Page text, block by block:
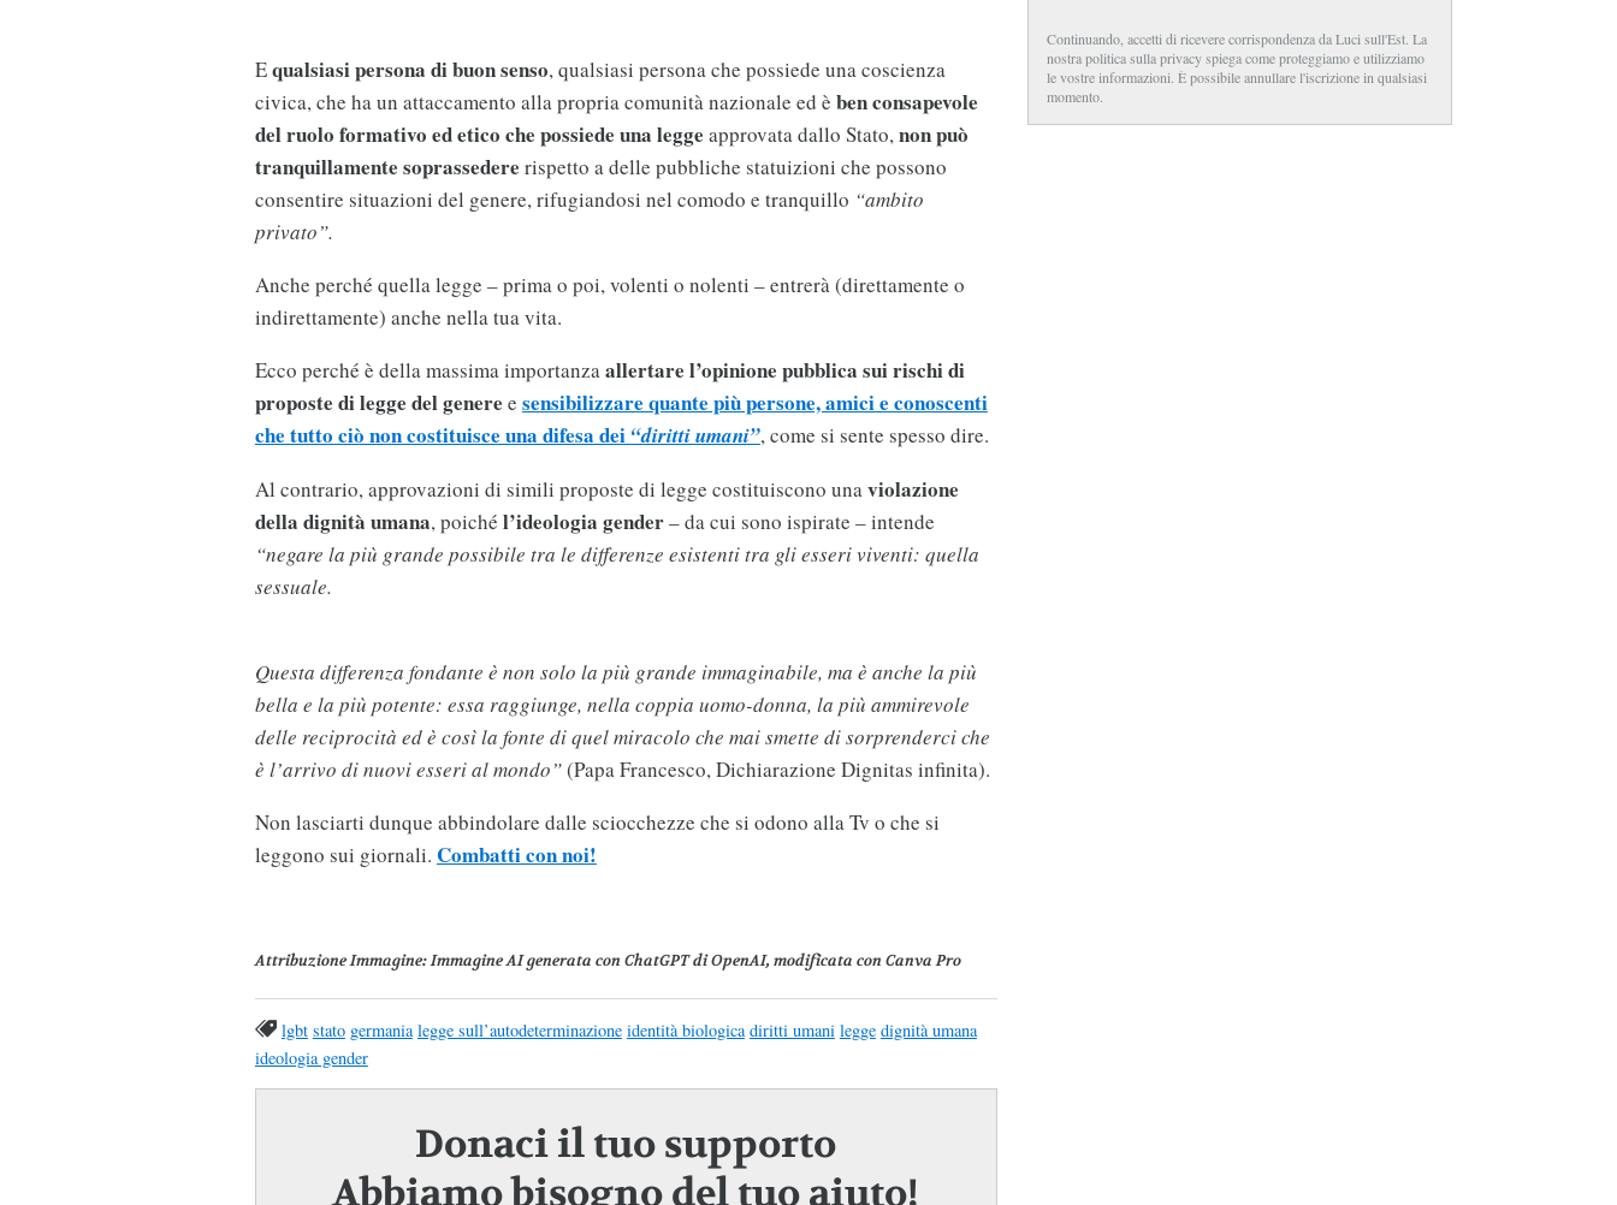
Equalsiasi persona di buon senso, qualsiasi persona che possiede una coscienza
civica, che ha un attaccamento alla propria comunità nazionale ed è ben consapevole
del ruolo formativo ed etico che possiede una legge approvata dallo Stato,non può
tranquillamente soprassedere rispetto a delle pubbliche statuizioni che possono
consentire situazioni del genere, rifugiandosi nel comodo e tranquillo “ambito
privato”.
Anche perché quella legge – prima o poi, volenti o nolenti – entrerà (direttamente o
indirettamente) anche nella tua vita.
Ecco perché è della massima importanzaallertare l’opinione pubblica sui rischi di
proposte di legge del genere e sensibilizzare quante più persone, amici e conoscenti
che tutto ciò non costituisce una difesa dei “diritti umani”, come si sente spesso dire.
Al contrario, approvazioni di simili proposte di legge costituiscono unaviolazione
della dignità umana, poiché l’ideologia gender– da cui sono ispirate – intende
“negare la più grande possibile tra le differenze esistenti tra gli esseri viventi: quella
sessuale.
Questa differenza fondante è non solo la più grande immaginabile, ma è anche la più
bella e la più potente: essa raggiunge, nella coppia uomo-donna, la più ammirevole
delle reciprocità ed è così la fonte di quel miracolo che mai smette di sorprenderci che
è l’arrivo di nuovi esseri al mondo”(Papa Francesco, Dichiarazione Dignitas infinita).
Non lasciarti dunque abbindolare dalle sciocchezze che si odono alla Tv o che si
leggono sui giornali. Combatti con noi!
Attribuzione Immagine: Immagine AI generata con ChatGPT di OpenAI, modificata con Canva Pro
lgbt stato germania legge sull’autodeterminazione identità biologica diritti umani legge dignità umana
ideologia gender
Donaci il tuo supporto
Abbiamo bisogno del tuo aiuto!
Continuando, accetti di ricevere corrispondenza da Luci sull'Est. La
nostra politica sulla privacy spiega come proteggiamo e utilizziamo
le vostre informazioni. È possibile annullare l'iscrizione in qualsiasi
momento.